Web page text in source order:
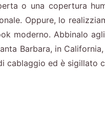
o una copertura
Oppure, lo
moderno. Abbinalo
Barbara, in
ed è sigillato